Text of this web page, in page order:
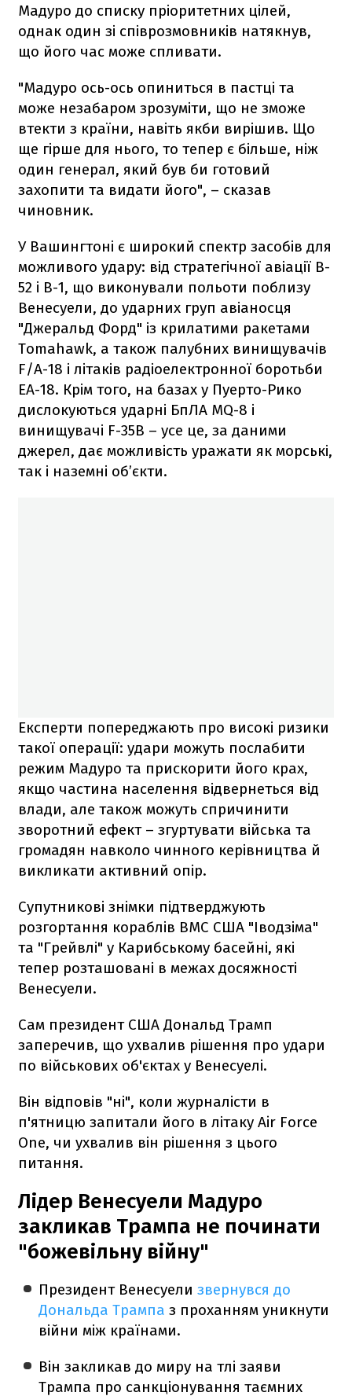
Мадуро до списку пріоритетних цілей,
однак один зі співрозмовників натякнув,
що його час може спливати.
"Мадуро ось-ось опиниться в пастці та
може незабаром зрозуміти, що не зможе
втекти з країни, навіть якби вирішив. Що
ще гірше для нього, то тепер є більше, ніж
один генерал, який був би готовий
захопити та видати його", – сказав
чиновник.
У Вашингтоні є широкий спектр засобів для
можливого удару: від стратегічної авіації B-
52 і B-1, що виконували польоти поблизу
Венесуели, до ударних груп авіаносця
"Джеральд Форд" із крилатими ракетами
Tomahawk, а також палубних винищувачів
F/A-18 і літаків радіоелектронної боротьби
EA-18. Крім того, на базах у Пуерто-Рико
дислокуються ударні БпЛА MQ-8 і
винищувачі F-35B – усе це, за даними
джерел, дає можливість уражати як морські,
так і наземні об’єкти.
Експерти попереджають про високі ризики
такої операції: удари можуть послабити
режим Мадуро та прискорити його крах,
якщо частина населення відвернеться від
влади, але також можуть спричинити
зворотний ефект – згуртувати війська та
громадян навколо чинного керівництва й
викликати активний опір.
Супутникові знімки підтверджують
розгортання кораблів ВМС США "Іводзіма"
та "Грейвлі" у Карибському басейні, які
тепер розташовані в межах досяжності
Венесуели.
Сам президент США Дональд Трамп
заперечив, що ухвалив рішення про удари
по військових об'єктах у Венесуелі.
Він відповів "ні", коли журналісти в
п'ятницю запитали його в літаку Air Force
One, чи ухвалив він рішення з цього
питання.
Лідер Венесуели Мадуро
закликав Трампа не починати
"божевільну війну"
Президент Венесуелизвернувся до
Дональда Трампа з проханням уникнути
війни між країнами.
Він закликав до миру на тлі заяви
Трампа про санкціонування таємних